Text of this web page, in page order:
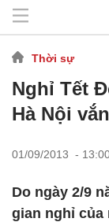
Thời sự
Nghỉ Tết
Hà Nội
01/09/2013 -
Do ngày 2/9
gian nghỉ